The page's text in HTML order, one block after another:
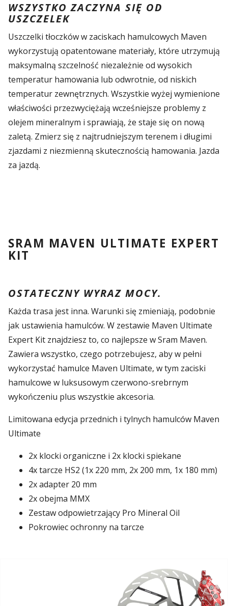
WSZYSTKO ZACZYNA SIĘ OD
USZCZELEK
Uszczelki tłoczków w zaciskach hamulcowych Maven
wykorzystują opatentowane materiały, które utrzymują
maksymalną szczelność niezależnie od wysokich
temperatur hamowania lub odwrotnie, od niskich
temperatur zewnętrznych. Wszystkie wyżej wymienione
właściwości przezwyciężają wcześniejsze problemy z
olejem mineralnym i sprawiają, że staje się on nową
zaletą. Zmierz się z najtrudniejszym terenem i długimi
zjazdami z niezmienną skutecznością hamowania. Jazda
za jazdą.
SRAM MAVEN ULTIMATE EXPERT
KIT
OSTATECZNY WYRAZ MOCY.
Każda trasa jest inna. Warunki się zmieniają, podobnie
jak ustawienia hamulców. W zestawie Maven Ultimate
Expert Kit znajdziesz to, co najlepsze w Sram Maven.
Zawiera wszystko, czego potrzebujesz, aby w pełni
wykorzystać hamulce Maven Ultimate, w tym zaciski
hamulcowe w luksusowym czerwono-srebrnym
wykończeniu plus wszystkie akcesoria.
Limitowana edycja przednich i tylnych hamulców Maven
Ultimate
2x klocki organiczne i 2x klocki spiekane
4x tarcze HS2 (1x 220 mm, 2x 200 mm, 1x 180 mm)
2x adapter 20 mm
2x obejma MMX
Zestaw odpowietrzający Pro Mineral Oil
Pokrowiec ochronny na tarcze